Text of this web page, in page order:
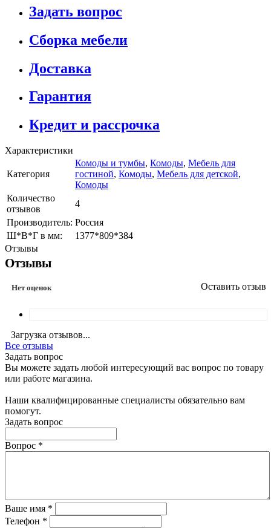
Задать вопрос
Сборка мебели
Доставка
Гарантия
Кредит и рассрочка
Характеристики
Категория
Комоды и тумбы, Комоды, Мебель для
гостиной, Комоды, Мебель для детской,
Комоды
Количество
отзывов
4
Производитель: Россия
Ш*В*Г в мм:
1377*809*384
Отзывы
Отзывы
Нет оценок Оставить отзыв
Загрузка отзывов...
Все отзывы
Задать вопрос
Вы можете задать любой интересующий вас вопрос по товару
или работе магазина.
Наши квалифицированные специалисты обязательно вам
помогут.
Задать вопрос
Вопрос *
Ваше имя *
Телефон *